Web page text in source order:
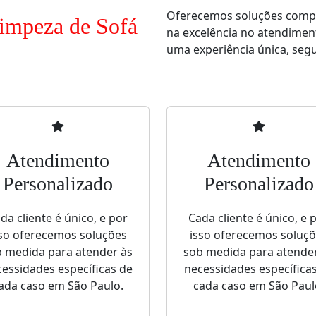
de Sofá
Oferecemos soluções
na excelência no
uma experiência única,
Atendimento
Personalizado
cliente é único, e por
oferecemos soluções
medida para atender às
específicas de
caso em São Paulo.
Atendimento
Personalizado
Cada cliente é único, e
isso oferecemos
sob medida para
necessidades
cada caso em São